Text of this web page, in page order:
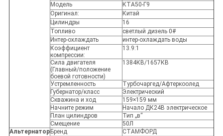
Модель
КТА50-Г9
Оригинал:
Китай
Цилиндры
16
Топливо
светлый дизель 0#
Интер-охлаждать
интер-охлаждать воды
Коэффициент
компрессии:
13.9:1
Сила двигателя
(Главный/положение
боевой готовности)
1384КВ/1657КВ
Устремленность
Турбочаргед/Афтеркоолед
Губернатор/класс
Электрический
Скважина и ход
159×159 мм
Начните режим
Начало ДК24В электрическое
План цилиндров
Тип „в“
Смещение
50Л
Альтернатор Бренд
СТАМФОРД